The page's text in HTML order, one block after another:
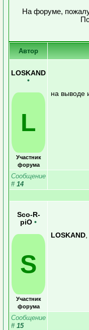
На форуме,
Автор
LOSKAND
•
L
Участник
форума
на выводе
Сообщение
# 14
Sco-R-
piO •
S
Участник
форума
LOSKAND
Сообщение
# 15